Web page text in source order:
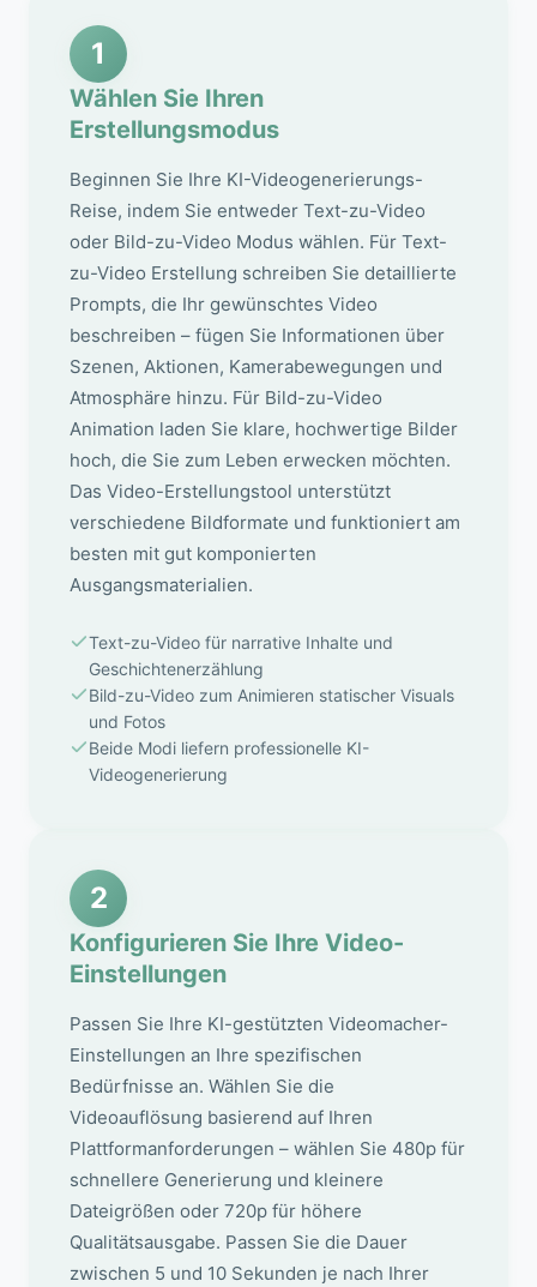
1
Wählen Sie Ihren
Erstellungsmodus
Beginnen Sie Ihre KI-Videogenerierungs-
Reise, indem Sie entweder Text-zu-Video
oder Bild-zu-Video Modus wählen. Für Text-
zu-Video Erstellung schreiben Sie detaillierte
Prompts, die Ihr gewünschtes Video
beschreiben – fügen Sie Informationen über
Szenen, Aktionen, Kamerabewegungen und
Atmosphäre hinzu. Für Bild-zu-Video
Animation laden Sie klare, hochwertige Bilder
hoch, die Sie zum Leben erwecken möchten.
Das Video-Erstellungstool unterstützt
verschiedene Bildformate und funktioniert am
besten mit gut komponierten
Ausgangsmaterialien.
Text-zu-Video für narrative Inhalte und
Geschichtenerzählung
Bild-zu-Video zum Animieren statischer Visuals
und Fotos
Beide Modi liefern professionelle KI-
Videogenerierung
2
Konfigurieren Sie Ihre Video-
Einstellungen
Passen Sie Ihre KI-gestützten Videomacher-
Einstellungen an Ihre spezifischen
Bedürfnisse an. Wählen Sie die
Videoauflösung basierend auf Ihren
Plattformanforderungen – wählen Sie 480p für
schnellere Generierung und kleinere
Dateigrößen oder 720p für höhere
Qualitätsausgabe. Passen Sie die Dauer
zwischen 5 und 10 Sekunden je nach Ihrer